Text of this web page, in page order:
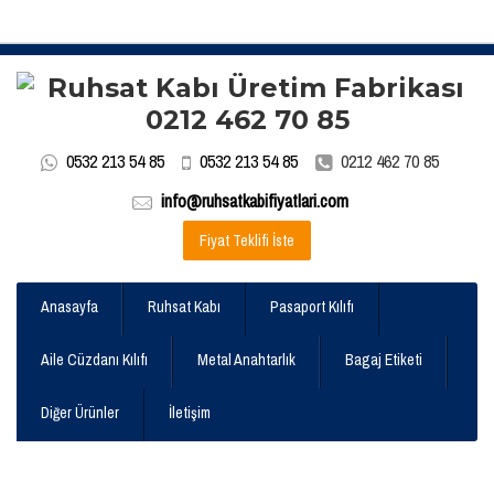
0532 213 54 85 0532 213 54 85
0212 462 70 85
info@ruhsatkabifiyatlari.com
Fiyat Teklifi İste
Anasayfa Ruhsat Kabı Pasaport Kılıfı
Aile Cüzdanı Kılıfı Metal Anahtarlık Bagaj Etiketi
Diğer Ürünler İletişim